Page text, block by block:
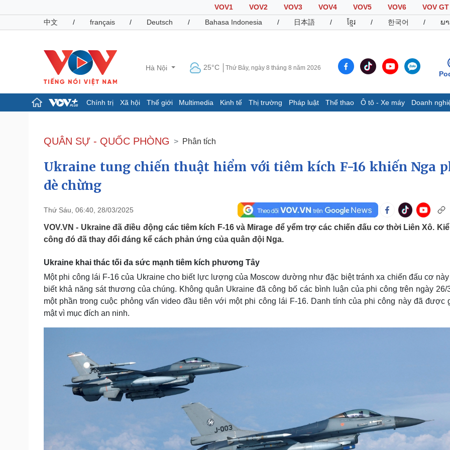
VOV1 VOV2 VOV3 VOV4 VOV5 VOV6
VOV GT
中文
/ français / Deutsch / Bahasa Indonesia / 日本語 / ខ្មែរ / 한국어 / ພ
Hà Nội 25°C Thứ Bảy, ngày 8 tháng 8 năm 2026
Chính trị Xã hội Thế giới Multimedia Kinh tế Thị trường Pháp luật Thể thao Ô tô - Xe máy Doanh
Đảng
Tổ chức nhân sự
Nhận diện sự thật
Tin 24h
Dự báo thời tiết
Giáo dục
Dấu ấn VOV
Infographic
Pháp luật
Tin nóng
Tư vấn luật
Việt Nam
Phân tích
Thể thao
Bóng đá
Lịch thi đấu bóng đá
Thế giới thể thao
Hậu trường
Ô tô - Xe máy
Ô tô
Xe máy
Sức khỏe
Dinh dưỡng - món ngon
Cây thuốc
Sản phụ khoa
Phòng mạch online
Ăn sạch sống khỏe
Đời sống
Nhà đẹp
Blog
Văn hóa
Sân khấu - Điện ảnh
Văn học
Giải trí
Nghệ sĩ
Thời trang
Cải chính
QUÂN SỰ - QUỐC PHÒNG Phân tích
Ukraine tung chiến thuật hiểm với tiêm kích F-16 khiến Nga
dè chừng
Thứ Sáu, 06:40, 28/03/2025
VOV.VN - Ukraine đã điều động các tiêm kích F-16 và Mirage để yểm trợ các chiến đấu cơ thời Liên Xô.
công đó đã thay đổi đáng kể cách phản ứng của quân đội Nga.
Ukraine khai thác tối đa sức mạnh tiêm kích phương Tây
Một phi công lái F-16 của Ukraine cho biết lực lượng của Moscow dường như đặc biệt tránh xa chiến đấu cơ
biết khả năng sát thương của chúng. Không quân Ukraine đã công bố các bình luận của phi công trên ngày 26/
một phần trong cuộc phỏng vấn video đầu tiên với một phi công lái F-16. Danh tính của phi công này đã được
mật vì mục đích an ninh.